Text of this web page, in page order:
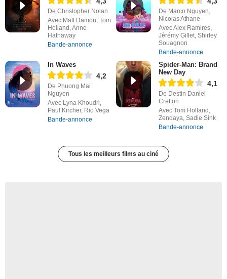
De Christopher Nolan
Avec Matt Damon, Tom
Holland, Anne
Hathaway
Bande-annonce
De Marco Nguyen,
Nicolas Athane
Avec Alex Ramires,
Jérémy Gillet, Shirley
Souagnon
Bande-annonce
In Waves
4,2
De Phuong Mai
Nguyen
Avec Lyna Khoudri,
Paul Kircher, Rio Vega
Bande-annonce
Spider-Man: Brand
New Day
4,1
De Destin Daniel
Cretton
Avec Tom Holland,
Zendaya, Sadie Sink
Bande-annonce
Tous les meilleurs films au ciné